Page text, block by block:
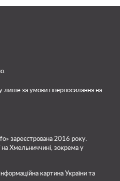
лише за умови гіперпосилання на
зареєстрована 2016 року.
на Хмельниччині, зокрема у
картина України та